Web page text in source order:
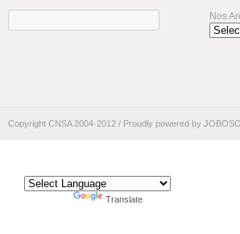
Nos
Copyright CNSA 2004-2012 / Proudly powered by
Translate